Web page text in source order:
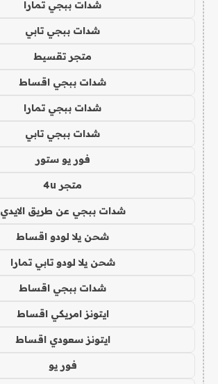
شدات ببجي تمارا
شدات ببجي تابي
متجر تقسيط
شدات ببجي اقساط
شدات ببجي تمارا
شدات ببجي تابي
فور يو ستور
متجر 4u
شدات ببجي عن طريق الايدي
شحن يلا لودو اقساط
شحن يلا لودو تابي تمارا
شدات ببجي اقساط
ايتونز امريكي اقساط
ايتونز سعودي اقساط
فور يو